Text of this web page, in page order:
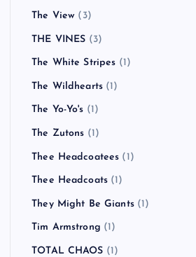
The View (3)
THE VINES (3)
The White Stripes (1)
The Wildhearts (1)
The Yo-Yo's (1)
The Zutons (1)
Thee Headcoatees (1)
Thee Headcoats (1)
They Might Be Giants(1)
Tim Armstrong (1)
TOTAL CHAOS (1)